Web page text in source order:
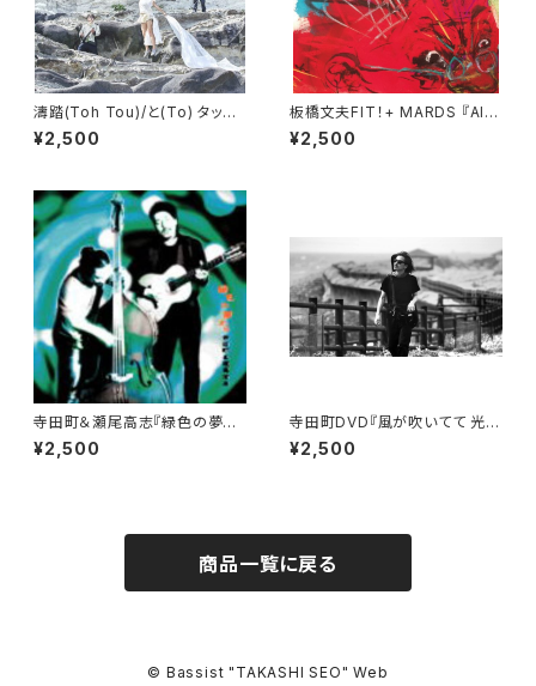
濤踏(Toh Tou)/と(To) タップ
ダンサーレオナ・板橋文夫・瀬尾
高志『濤踏』待望のアルバム2枚
¥2,500
板橋文夫FIT！+ MARDS 『Alli
gator Dance 2016』
¥2,500
寺田町＆瀬尾高志『緑色の夢か
ら』
¥2,500
寺田町DVD『風が吹いてて 光が
あって』
¥2,500
商品一覧に戻る
© Bassist "TAKASHI SEO" Web